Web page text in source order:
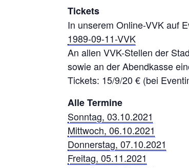
Tickets
In unserem Online-VVK auf
1989-09-11-VVK
An allen VVK-Stellen der
sowie an der Abendkasse
Tickets: 15/9/20 € (bei
Alle Termine
Sonntag, 03.10.2021
Mittwoch, 06.10.2021
Donnerstag, 07.10.2021
Freitag, 05.11.2021